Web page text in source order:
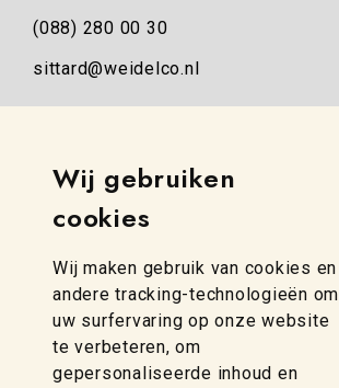
Wij gebruiken
cookies
Wij maken gebruik van cookies en
andere tracking-technologieën om
uw surfervaring op onze website
te verbeteren, om
gepersonaliseerde inhoud en
(088) 280 00 30
sittard@weidelco.nl
8013 NB Zwolle
zwolle@weidelco.nl